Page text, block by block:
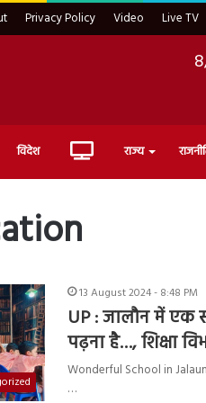
Privacy Policy Video Live TV
विदेश Live राज्य
13 August 2024 - 8:48 PM
UP : जालौन में एक
पढ़ना है…, शिक्षा
Wonderful School in Jalaun
…